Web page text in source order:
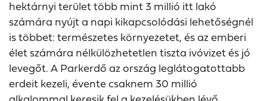
hektárnyi terület több mint 3 millió itt lakó
számára nyújt a napi kikapcsolódási lehetőségnél
is többet: természetes környezetet, és az emberi
élet számára nélkülözhetetlen tiszta ivóvizet és jó
levegőt. A Parkerdő az ország leglátogatottabb
erdeit kezeli, évente csaknem 30 millió